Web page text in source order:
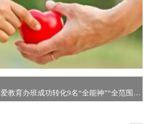
浙江义乌走读式关爱教育办班成功转化9名“全能神”“全范围教会...